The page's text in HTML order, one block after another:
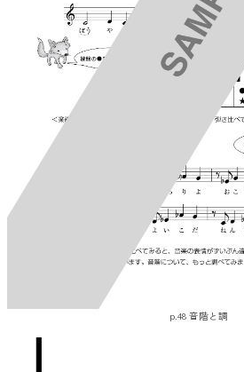
p.48 音階と調